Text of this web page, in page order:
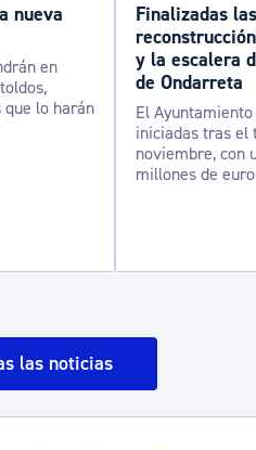
nueva
en
lo harán
Finalizadas
y la escalera
de Ondarreta
El
iniciadas tras el
noviembre, con
millones de
las noticias